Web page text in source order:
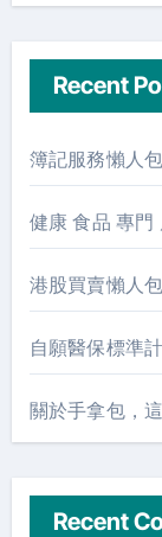
Recent
簿記服務懶人
健康 食品 專門
港股買賣懶人
自願醫保標準
關於手拿包，
Recent